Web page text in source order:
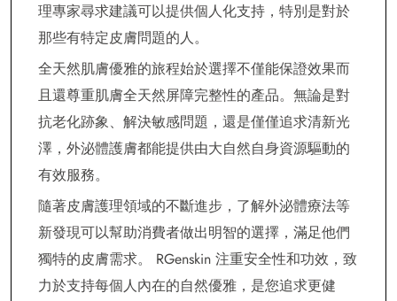
理專家尋求建議可以提供個人化支持，特別是對於
那些有特定皮膚問題的人。
全天然肌膚優雅的旅程始於選擇不僅能保證效果而
且還尊重肌膚全天然屏障完整性的產品。無論是對
抗老化跡象、解決敏感問題，還是僅僅追求清新光
澤，外泌體護膚都能提供由大自然自身資源驅動的
有效服務。
隨著皮膚護理領域的不斷進步，了解外泌體療法等
新發現可以幫助消費者做出明智的選擇，滿足他們
獨特的皮膚需求。 RGenskin 注重安全性和功效，致
力於支持每個人內在的自然優雅，是您追求更健